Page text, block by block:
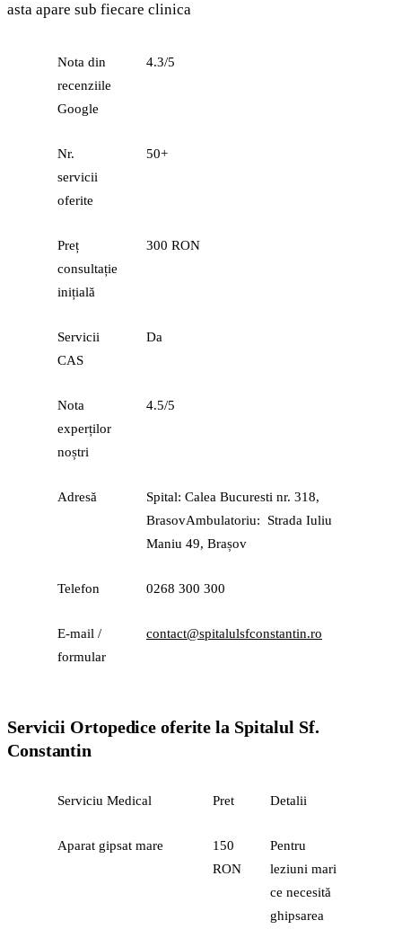
asta apare sub fiecare clinica
Nota din
recenziile
Google
4.3/5
Nr.
servicii
oferite
50+
Preț
consultație
inițială
300 RON
Servicii
CAS
Da
Nota
experților
noștri
4.5/5
Adresă
Spital: Calea Bucuresti nr. 318,
BrasovAmbulatoriu: Strada Iuliu
Maniu 49, Brașov
Telefon 0268 300 300
E-mail /
formular
contact@spitalulsfconstantin.ro
Servicii Ortopedice oferite la Spitalul Sf.
Constantin
Serviciu Medical Pret Detalii
Aparat gipsat mare
150
RON
Pentru
leziuni mari
ce necesită
ghipsarea